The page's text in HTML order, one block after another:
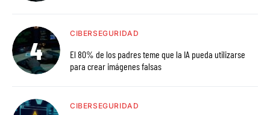
CIBERSEGURIDAD
El 80% de los padres teme que la IA pueda utilizarse
para crear imágenes falsas
CIBERSEGURIDAD